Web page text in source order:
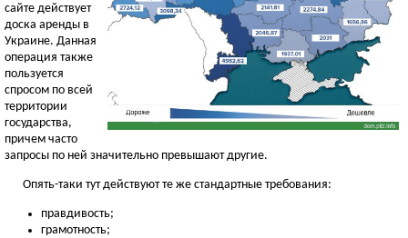
сайте действует
доска аренды в
Украине. Данная
операция также
пользуется
спросом по всей
территории
государства,
причем часто
запросы по ней значительно превышают другие.
Опять-таки тут действуют те же стандартные требования:
правдивость;
грамотность;